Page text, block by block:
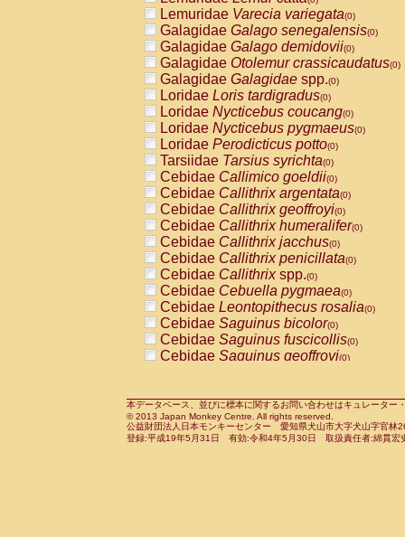
AtelidaeAlouattaspp.(0)
AtelidaeAteles belzebuth(0)
AtelidaeAteles geoffroyi(0)
AtelidaeAteles paniscus(0)
AtelidaeAtelesspp.(0)
Atelidae Lagothrix lagothricha
AtelidaeLagothrix lagothricha cana
PitheciidaeCacajao calvus
PitheciidaeCallicebus cupreus
PitheciidaeCallicebus donacophilus
PitheciidaeCallicebus moloch
PitheciidaeCallicebus torquatus
PitheciidaeCallicebusspp.(0)
PitheciidaeChiropotes satanas(0)
PitheciidaePithecia monachus
PitheciidaePithecia pithecia(0)
CercopithecidaeCercocebus agilis
CercopithecidaeCercocebus
CercopithecidaeCercocebus
CercopithecidaeCercocebus
CercopithecidaeCercocebus
CercopithecidaeCercocebushybrid
CercopithecidaePapio anubis(0)
CercopithecidaePapio cynocephalus
CercopithecidaePapio hamadryas(0)
Lemuridae Varecia variegata(0)
Galagidae Galago senegalensis(0)
Galagidae Galago demidovii(0)
Galagidae Otolemur crassicaudatus(0)
Galagidae Galagidae spp.(0)
Loridae Loris tardigradus(0)
Loridae Nycticebus coucang(0)
Loridae Nycticebus pygmaeus(0)
Loridae Perodicticus potto(0)
Tarsiidae Tarsius syrichta(0)
Cebidae Callimico goeldii(0)
Cebidae Callithrix argentata(0)
Cebidae Callithrix geoffroyi(0)
Cebidae Callithrix humeralifer(0)
Cebidae Callithrix jacchus(0)
Cebidae Callithrix penicillata(0)
Cebidae Callithrixspp.(0)
Cebidae Cebuella pygmaea(0)
Cebidae Leontopithecus rosalia(0)
Cebidae Saguinus bicolor(0)
Cebidae Saguinus fuscicollis(0)
Cebidae Saguinus geoffroyi(0)
CebidaeSaguinus leucopus(0)
CebidaeSaguinus midas(0)
Cebidae Saguinus mystax(0)
本データベース、並びに標本に関するお問い合わせはキュレータ
© 2013 Japan Monkey Centre. All rights reserved.
公益財団法人日本モンキーセンター 愛知県犬山市大字犬山字官
登録:平成19年5月31日 有効:令和4年5月30日 取扱責任者:綿貫宏